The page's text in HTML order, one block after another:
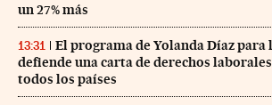
un 27% más
13:31
El programa de Yolanda Díaz para
defiende una carta de derechos
todos los países